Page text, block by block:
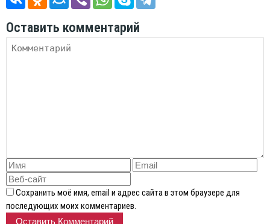
Оставить комментарий
Сохранить моё имя, email и адрес сайта в этом браузере для
последующих моих комментариев.